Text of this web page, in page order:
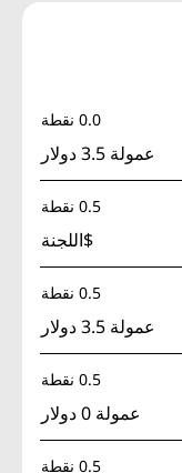
0.0 نقطة
عمولة 3.5 دولار
0.5 نقطة
$اللجنة
0.5 نقطة
عمولة 3.5 دولار
0.5 نقطة
عمولة 0 دولار
0.5 نقطة